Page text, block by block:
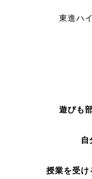
東進ハ
遊びも
自
授業を受け